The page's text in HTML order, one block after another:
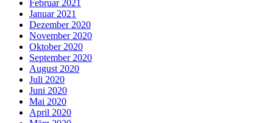
Februar 2021
Januar 2021
Dezember 2020
November 2020
Oktober 2020
September 2020
August 2020
Juli 2020
Juni 2020
Mai 2020
April 2020